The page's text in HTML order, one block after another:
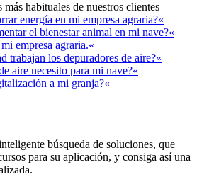
más habituales de nuestros clientes
energía en mi empresa agraria?«
el bienestar animal en mi nave?«
empresa agraria.«
trabajan los depuradores de aire?«
aire necesito para mi nave?«
a mi granja?«
búsqueda de soluciones, que
para su aplicación, y consiga así una